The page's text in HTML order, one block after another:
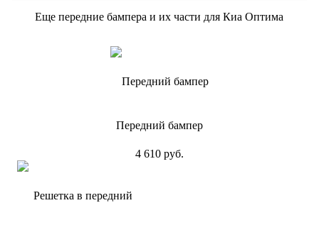
Еще передние бампера и их части для Киа Оптима
Передний бампер
4 610 руб.